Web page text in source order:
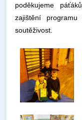
poděkujeme
zajištění
soutěživost.